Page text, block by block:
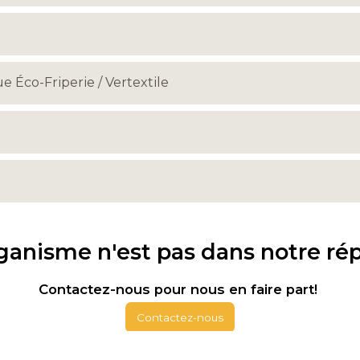
Éco-Friperie / Vertextile
n'est pas dans notre
Contactez-nous pour nous en faire part!
Contactez-nous